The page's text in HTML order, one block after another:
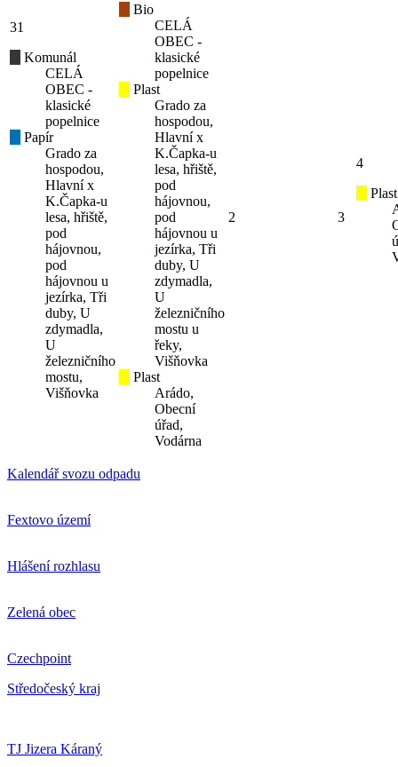
31
Komunál
CELÁ
OBEC -
klasické
popelnice
Papír
Grado za
hospodou,
Hlavní x
K.Čapka-u
lesa, hřiště,
pod
hájovnou,
pod
hájovnou u
jezírka, Tři
duby, U
zdymadla,
U
železničního
mostu,
Višňovka
Bio
CELÁ
OBEC -
klasické
popelnice
Plast
Grado za
hospodou,
Hlavní x
K.Čapka-u
lesa, hřiště,
pod
hájovnou,
pod
hájovnou u
jezírka, Tři
duby, U
zdymadla,
U
železničního
mostu u
řeky,
Višňovka
Plast
Arádo,
Obecní
úřad,
Vodárna
2 3
4
Plast
Kalendář svozu odpadu
Fextovo území
Hlášení rozhlasu
Zelená obec
Czechpoint
Středočeský kraj
TJ Jizera Káraný